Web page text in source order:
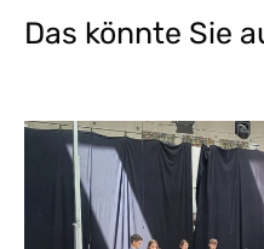
Das könnte Sie